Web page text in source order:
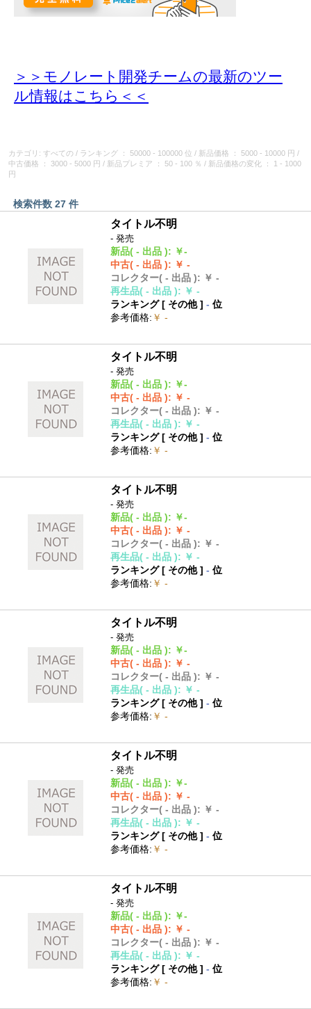
＞＞モノレート開発チームの最新のツー
ル情報はこちら＜＜
カテゴリ: すべての / ランキング ： 50000 - 100000 位 / 新品価格 ： 5000 - 10000 円
/
中古価格
： 3000 - 5000 円 / 新品プレミア ： 50 - 100 ％ / 新品価格の変化
： 1 - 1000
円
検索件数 27 件
タイトル不明
- 発売
新品( - 出品 ): ￥-
中古( - 出品 ): ￥ -
コレクター( - 出品 ): ￥ -
再生品( - 出品 ): ￥ -
ランキング [ その他]- 位
参考価格: ￥ -
タイトル不明
- 発売
新品( - 出品 ): ￥-
中古( - 出品 ): ￥ -
コレクター( - 出品 ): ￥ -
再生品( - 出品 ): ￥ -
ランキング [ その他]- 位
参考価格: ￥ -
タイトル不明
- 発売
新品( - 出品 ): ￥-
中古( - 出品 ): ￥ -
コレクター( - 出品 ): ￥ -
再生品( - 出品 ): ￥ -
ランキング [ その他]- 位
参考価格: ￥ -
タイトル不明
- 発売
新品( - 出品 ): ￥-
中古( - 出品 ): ￥ -
コレクター( - 出品 ): ￥ -
再生品( - 出品 ): ￥ -
ランキング [ その他]- 位
参考価格: ￥ -
タイトル不明
- 発売
新品( - 出品 ): ￥-
中古( - 出品 ): ￥ -
コレクター( - 出品 ): ￥ -
再生品( - 出品 ): ￥ -
ランキング [ その他]- 位
参考価格: ￥ -
タイトル不明
- 発売
新品( - 出品 ): ￥-
中古( - 出品 ): ￥ -
コレクター( - 出品 ): ￥ -
再生品( - 出品 ): ￥ -
ランキング [ その他]- 位
参考価格: ￥ -